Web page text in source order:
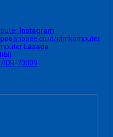
Instagram
shopee.co.id/idmkomputer
Lazada
70009